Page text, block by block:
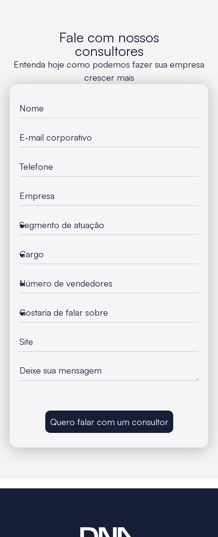
Fale com nossos
consultores
Entenda hoje como podemos fazer sua empresa
crescer mais
Quero falar com um consultor